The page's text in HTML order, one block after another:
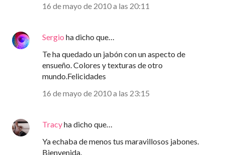
16 de mayo de 2010 a las 20:11
Sergio ha dicho que…
Te ha quedado un jabón con un aspecto de
ensueño. Colores y texturas de otro
mundo.Felicidades
16 de mayo de 2010 a las 23:15
Tracyha dicho que…
Ya echaba de menos tus maravillosos jabones.
Bienvenida.